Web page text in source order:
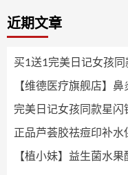
近期文章
买1送1完美日记女孩
【维德医疗旗舰店】
完美日记女孩同款星
正品芦荟胶祛痘印补
【植小妹】益生菌水